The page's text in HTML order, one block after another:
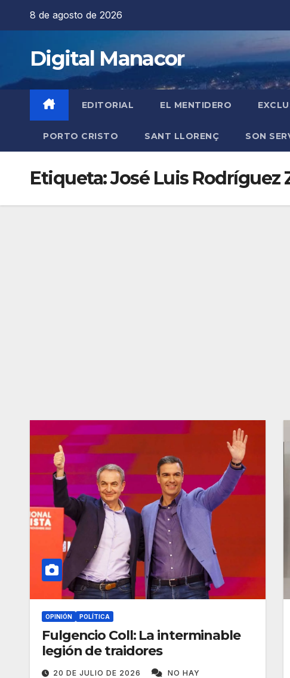
8 de agosto de 2026
Digital Manacor
EDITORIAL EL MENTIDERO
PORTO CRISTO SANT LLORENÇ SON
Etiqueta:José Luis Rodríguez
OPINIÓN POLÍTICA
Fulgencio Coll: La interminable
legión de traidores
20 DE JULIO DE 2026
NO HAY